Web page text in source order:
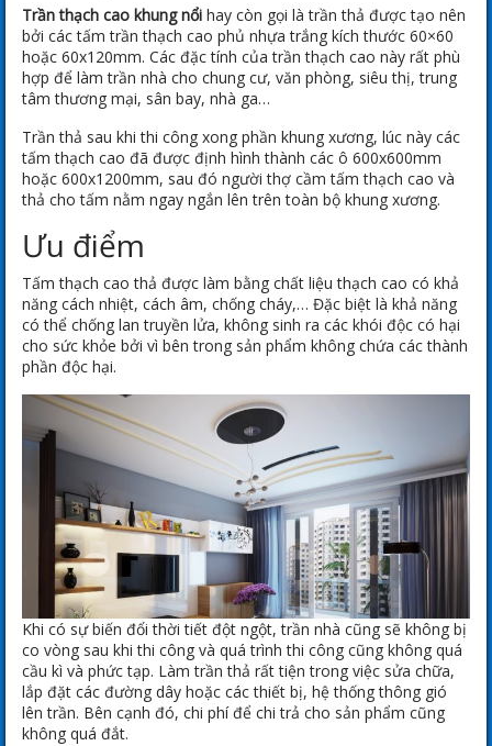
Trần thạch cao khung nổi hay còn gọi là trần thả được tạo nên
bởi cáctấm trần thạch cao phủ nhựa trắng kích thước 60×60
hoặc 60x120mm. Các đặc tính của trần thạch cao này rất phù
hợp để làm trần nhà cho chung cư, văn phòng, siêu thị, trung
tâm thương mại, sân bay, nhà ga…
Trần thả sau khi thi công xong phần khung xương, lúc này các
tấm thạch cao đã được định hình thành các ô 600x600mm
hoặc 600x1200mm, sau đó người thợ cầm tấm thạch cao và
thả cho tấm nằm ngay ngắn lên trên toàn bộ khung xương.
Ưu điểm
Tấm thạch cao thả được làm bằng chất liệu thạch cao có khả
năng cách nhiệt, cách âm, chống cháy,… Đặc biệt là khả năng
có thể chống lan truyền lửa, không sinh ra các khói độc có hại
cho sức khỏe bởi vì bên trong sản phẩm không chứa các thành
phần độc hại.
Khi có sự biến đổi thời tiết đột ngột, trần nhà cũng sẽ không bị
co vòng sau khi thi công và quá trình thi công cũng không quá
cầu kì và phức tạp. Làm trần thả rất tiện trong việc sửa chữa,
lắp đặt các đường dây hoặc các thiết bị, hệ thống thông gió
lên trần. Bên cạnh đó, chi phí để chi trả cho sản phẩm cũng
không quá đắt.